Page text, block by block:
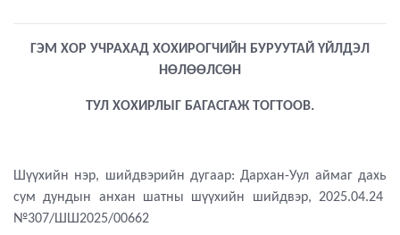
ГЭМ ХОР УЧРАХАД ХОХИРОГЧИЙН БУРУУТАЙ ҮЙЛДЭЛ
НӨЛӨӨЛСӨН
ТУЛ ХОХИРЛЫГ БАГАСГАЖ ТОГТООВ.
Шүүхийн нэр, шийдвэрийн дугаар: Дархан-Уул аймаг дахь
сум дундын анхан шатны шүүхийн шийдвэр, 2025.04.24
№307/ШШ2025/00662